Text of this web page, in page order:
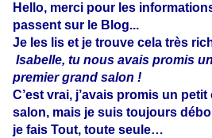
Hello, merci pour les
passent sur le Blog...
Je les lis et je trouve cela très
Isabelle, tu nous avais promis
premier grand salon !
C’est vrai, j’avais promis un
salon, mais je suis toujours
je fais Tout, toute seule…